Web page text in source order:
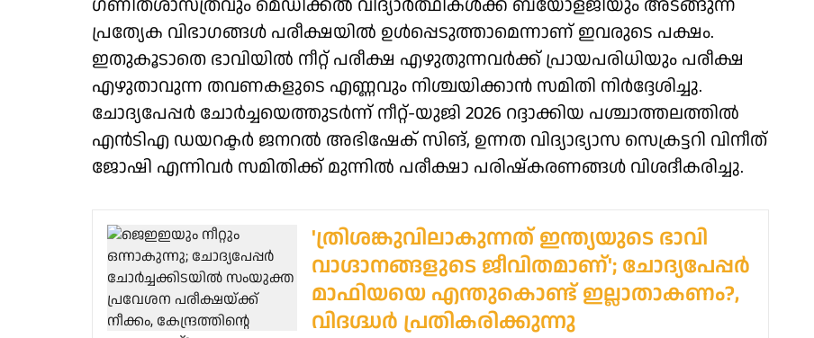
ഗണിതശാസ്ത്രവും മെഡിക്കൽ വിദ്യാർത്ഥികൾക്ക് ബയോളജിയും അടങ്ങുന്ന
പ്രത്യേക വിഭാഗങ്ങൾ പരീക്ഷയിൽ ഉൾപ്പെടുത്താമെന്നാണ് ഇവരുടെ പക്ഷം.
ഇതുകൂടാതെ ഭാവിയിൽ നീറ്റ് പരീക്ഷ എഴുതുന്നവർക്ക് പ്രായപരിധിയും പരീക്ഷ
എഴുതാവുന്ന തവണകളുടെ എണ്ണവും നിശ്ചയിക്കാൻ സമിതി നിർദ്ദേശിച്ചു.
ചോദ്യപേപ്പർ ചോർച്ചയെത്തുടർന്ന് നീറ്റ്-യുജി 2026 റദ്ദാക്കിയ പശ്ചാത്തലത്തിൽ
എൻടിഎ ഡയറക്ടർ ജനറൽ അഭിഷേക് സിങ്, ഉന്നത വിദ്യാഭ്യാസ സെക്രട്ടറി വിനീത്
ജോഷി എന്നിവർ സമിതിക്ക് മുന്നിൽ പരീക്ഷാ പരിഷ്കരണങ്ങൾ വിശദീകരിച്ചു.
'ത്രിശങ്കുവിലാകുന്നത് ഇന്ത്യയുടെ ഭാവി
വാഗ്ദാനങ്ങളുടെ ജീവിതമാണ്'; ചോദ്യപേപ്പർ
മാഫിയയെ എന്തുകൊണ്ട് ഇല്ലാതാകണം?,
വിദഗ്ദ്ധർ പ്രതികരിക്കുന്നു